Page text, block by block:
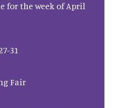
for the week of April
31
Fair